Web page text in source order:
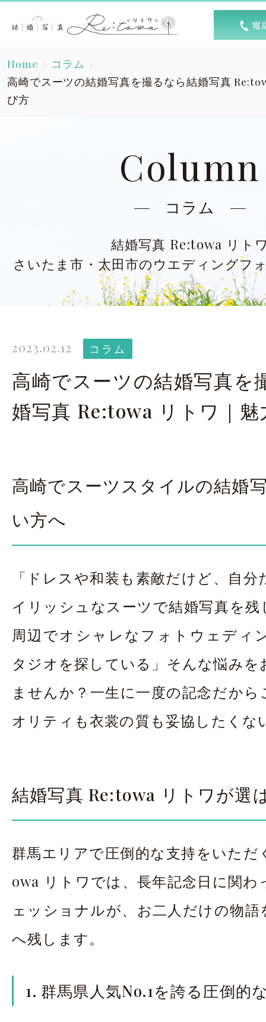
トップ
Top
洋装スタジオ
Dress studio
Kimono studio
太田店ギャラリー
Gallery
大宮
Costume
LINEで予約・相
来店のご予約
アクセス
Home
コラム
高崎でスーツの結婚写真を撮るなら結婚写真
び方
Column
コラム
結婚写真 Re:towa リト
さいたま市・太田市のウエディングフ
2023.02.12 コラム
高崎でスーツの結婚写真を
婚写真 Re:towa リトワ｜
高崎でスーツスタイルの結婚
い方へ
「ドレスや和装も素敵だけど、自
イリッシュなスーツで結婚写真を残
周辺でオシャレなフォトウェディ
タジオを探している」そんな悩み
ませんか？一生に一度の記念だか
オリティも衣裳の質も妥協したくな
結婚写真 Re:towa リトワが選
群馬エリアで圧倒的な支持をいただ
owa リトワでは、長年記念日に関
ェッショナルが、お二人だけの物
へ残します。
1. 群馬県人気No.1を誇る圧倒的